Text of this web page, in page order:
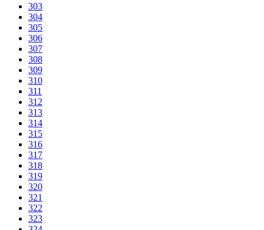
303
304
305
306
307
308
309
310
311
312
313
314
315
316
317
318
319
320
321
322
323